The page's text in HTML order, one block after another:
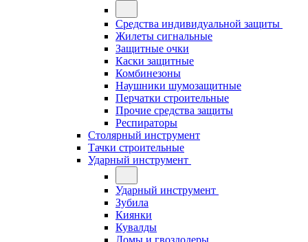
Средства индивидуальной защиты
Жилеты сигнальные
Защитные очки
Каски защитные
Комбинезоны
Наушники шумозащитные
Перчатки строительные
Прочие средства защиты
Респираторы
Столярный инструмент
Тачки строительные
Ударный инструмент
Ударный инструмент
Зубила
Киянки
Кувалды
Ломы и гвоздодеры